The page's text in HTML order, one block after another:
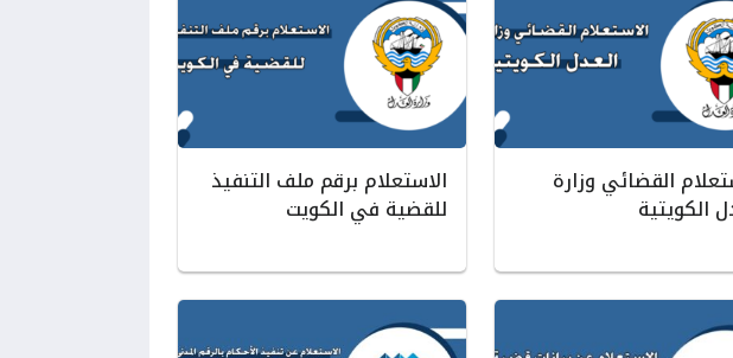
القضائي وزارة
الكويتية
الاستعلام برقم ملف التنفيذ
للقضية في الكويت